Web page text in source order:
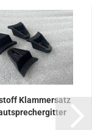
Klammersatz